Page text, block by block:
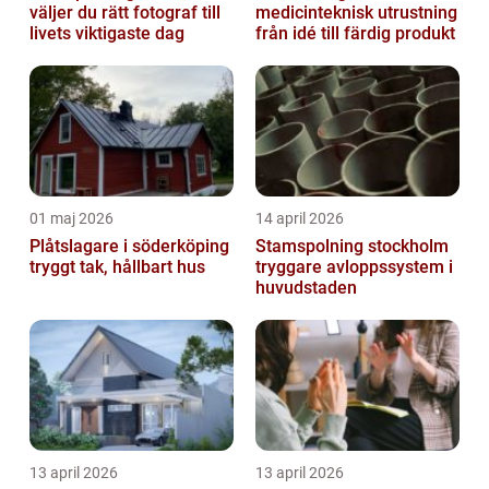
väljer du rätt fotograf till
livets viktigaste dag
medicinteknisk utrustning
från idé till färdig produkt
01 maj 2026
Plåtslagare i söderköping
tryggt tak, hållbart hus
14 april 2026
Stamspolning stockholm
tryggare avloppssystem i
huvudstaden
13 april 2026 13 april 2026